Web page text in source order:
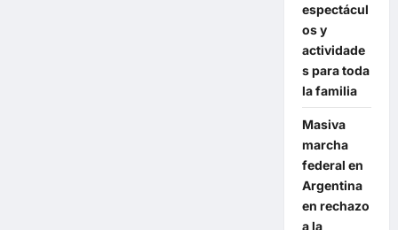
espectácul
os y
actividade
s para toda
la familia
Masiva
marcha
federal en
Argentina
en rechazo
a la